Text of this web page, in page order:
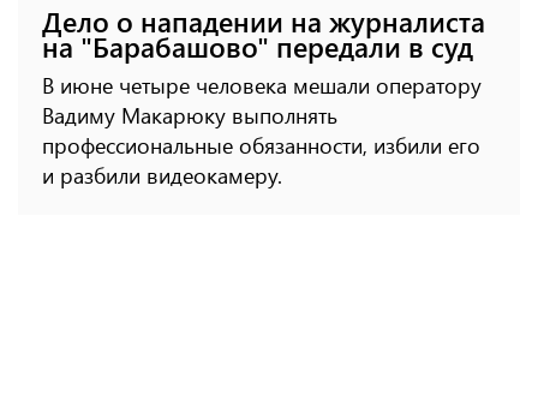
Дело о нападении на журналиста
на "Барабашово" передали в суд
В июне четыре человека мешали оператору
Вадиму Макарюку выполнять
профессиональные обязанности, избили его
и разбили видеокамеру.